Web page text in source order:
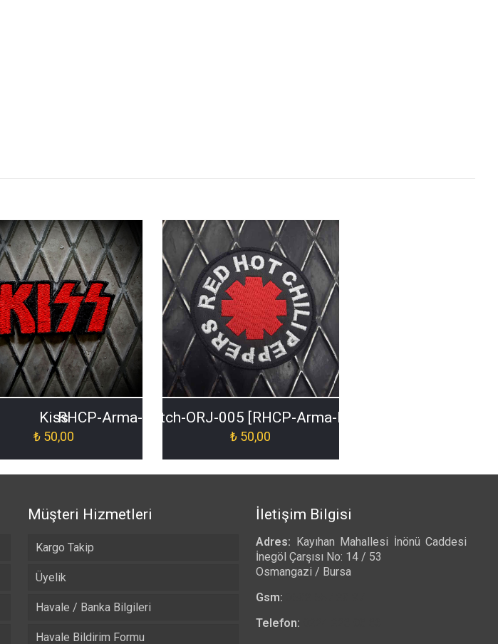
Kiss
₺ 50,00
RHCP-Arma-Patch-ORJ-005 [RHCP-Arma-Patch-ORJ-005]
₺ 50,00
Müşteri Hizmetleri
Kargo Takip
Üyelik
Havale / Banka Bilgileri
Havale Bildirim Formu
İletişim Bilgisi
Adres: Kayıhan Mahallesi İnönü Caddesi
İnegöl Çarşısı No: 14 / 53
Osmangazi / Bursa
Gsm:
Telefon: